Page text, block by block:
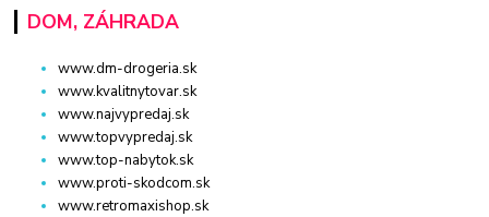
DOM, ZÁHRADA
www.dm-drogeria.sk
www.kvalitnytovar.sk
www.najvypredaj.sk
www.topvypredaj.sk
www.top-nabytok.sk
www.proti-skodcom.sk
www.retromaxishop.sk